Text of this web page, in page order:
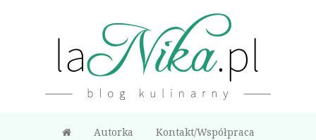
Autorka Kontakt/Współpraca